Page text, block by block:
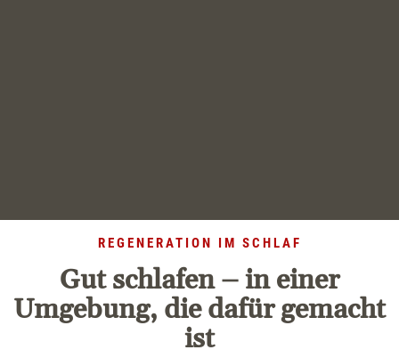
REGENERATION IM SCHLAF
Gut schlafen – in einer
Umgebung, die dafür gemacht
ist